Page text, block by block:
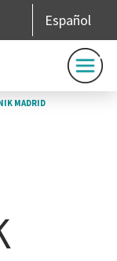
Español
MADRID